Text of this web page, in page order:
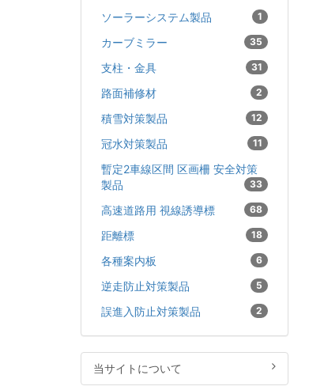
ソーラーシステム製品 1
カーブミラー 35
支柱・金具 31
路面補修材 2
積雪対策製品 12
冠水対策製品 11
暫定2車線区間 区画柵 安全対策
製品
33
高速道路用 視線誘導標 68
距離標 18
各種案内板 6
逆走防止対策製品 5
誤進入防止対策製品 2
当サイトについて